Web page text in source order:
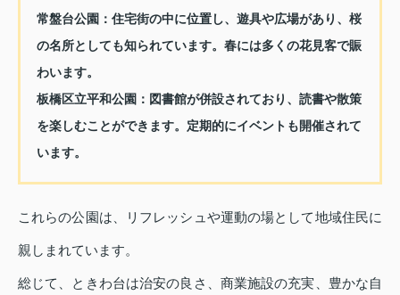
常盤台公園 ：住宅街の中に位置し、遊具や広場があり、桜
の名所としても知られています。春には多くの花見客で賑
わいます。
板橋区立平和公園 ：図書館が併設されており、読書や散策
を楽しむことができます。定期的にイベントも開催されて
います。
これらの公園は、リフレッシュや運動の場として地域住民に
親しまれています。
総じて、ときわ台は治安の良さ、商業施設の充実、豊かな自